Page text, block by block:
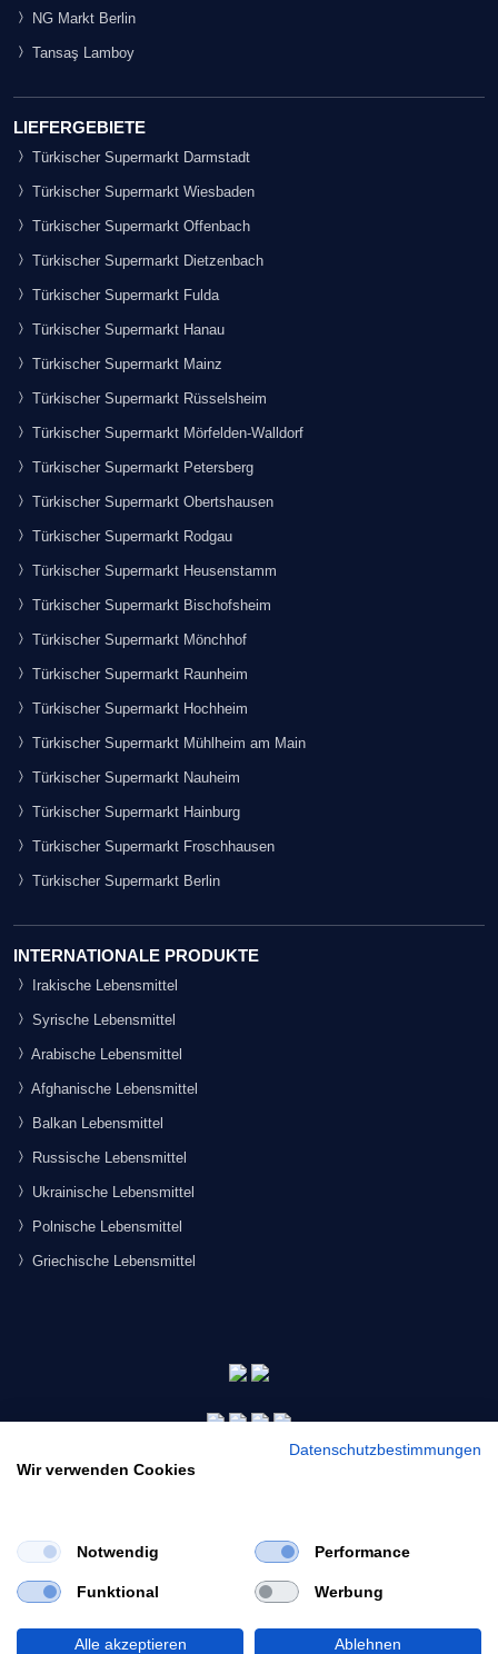
Would you like to view our site in English?
Switch to English
NG Markt Berlin
Tansaş Lamboy
LIEFERGEBIETE
Türkischer Supermarkt Darmstadt
Türkischer Supermarkt Wiesbaden
Türkischer Supermarkt Offenbach
Türkischer Supermarkt Dietzenbach
Türkischer Supermarkt Fulda
Türkischer Supermarkt Hanau
Türkischer Supermarkt Mainz
Türkischer Supermarkt Rüsselsheim
Türkischer Supermarkt Mörfelden-Walldorf
Türkischer Supermarkt Petersberg
Türkischer Supermarkt Obertshausen
Türkischer Supermarkt Rodgau
Türkischer Supermarkt Heusenstamm
Türkischer Supermarkt Bischofsheim
Türkischer Supermarkt Mönchhof
Türkischer Supermarkt Raunheim
Türkischer Supermarkt Hochheim
Türkischer Supermarkt Mühlheim am Main
Türkischer Supermarkt Nauheim
Türkischer Supermarkt Hainburg
Türkischer Supermarkt Froschhausen
Türkischer Supermarkt Berlin
INTERNATIONALE PRODUKTE
Irakische Lebensmittel
Syrische Lebensmittel
Arabische Lebensmittel
Afghanische Lebensmittel
Balkan Lebensmittel
Russische Lebensmittel
Ukrainische Lebensmittel
Polnische Lebensmittel
Griechische Lebensmittel
© 2026 Morgenmarkt.de GmbH. Alle Rechte vorbehalten.
Datenschutzbestimmungen
Wir verwenden Cookies
Notwendig Performance
Funktional Werbung
Alle akzeptieren Ablehnen